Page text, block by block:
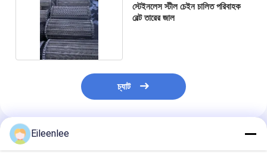
স্টেইনলেস স্টীল চেইন চালিত পরিবাহক
বেল্ট তারের জাল
চ্যাট
প্রস্তাবিত পণ্য
Eileenlee